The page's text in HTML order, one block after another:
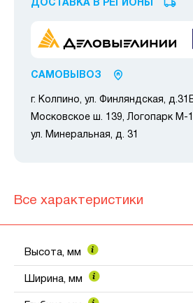
ДОСТАВКА В РЕГИОНЫ
САМОВЫВОЗ
г. Колпино, ул. Финляндская,
Московское ш. 139, Логопарк М-
ул. Минеральная, д. 31
Все характеристики
Высота, мм
Ширина, мм